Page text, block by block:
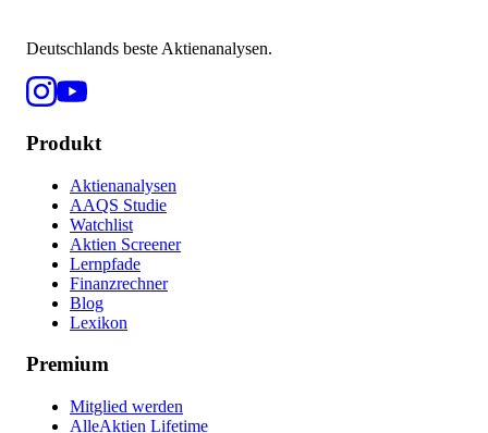
Deutschlands beste Aktienanalysen.
Produkt
Aktienanalysen
AAQS Studie
Watchlist
Aktien Screener
Lernpfade
Finanzrechner
Blog
Lexikon
Premium
Mitglied werden
AlleAktien Lifetime